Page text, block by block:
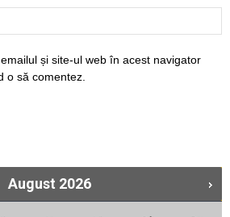
și site-ul web în acest navigator
o să comentez.
August 2026